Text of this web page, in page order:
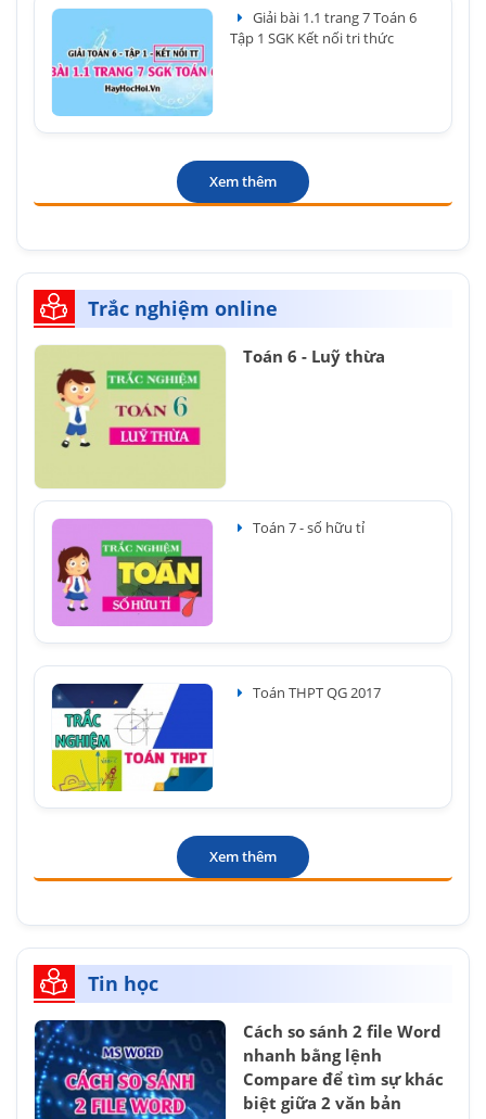
Giải bài 1.1 trang 7 Toán 6
Tập 1 SGK Kết nối tri thức
Xem thêm
Trắc nghiệm online
Toán 6 - Luỹ thừa
Toán 7 - số hữu tỉ
Toán THPT QG 2017
Xem thêm
Tin học
Cách so sánh 2 file Word
nhanh bằng lệnh
Compare để tìm sự khác
biệt giữa 2 văn bản